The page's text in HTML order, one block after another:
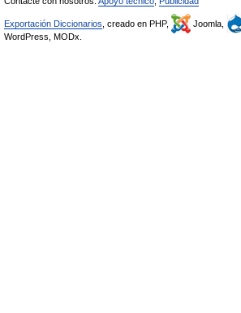
Exportación Diccionarios , creado en PHP, Joomla,
WordPress, MODx.